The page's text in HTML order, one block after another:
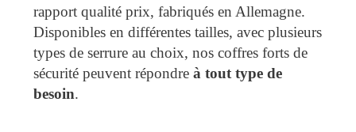
rapport qualité prix, fabriqués en Allemagne.
Disponibles en différentes tailles, avec plusieurs
types de serrure au choix, nos coffres forts de
sécurité peuvent répondre à tout type de
besoin.